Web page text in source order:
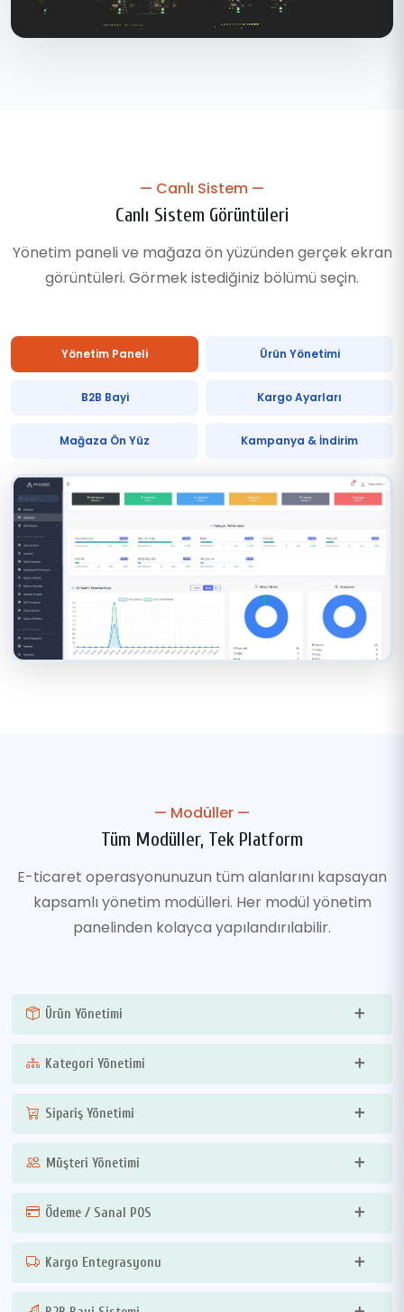
— Canlı Sistem —
Canlı Sistem Görüntüleri
Yönetim paneli ve mağaza ön yüzünden gerçek ekran
görüntüleri. Görmek istediğiniz bölümü seçin.
Yönetim Paneli Ürün Yönetimi
B2B Bayi Kargo Ayarları
Mağaza Ön Yüz Kampanya & İndirim
— Modüller —
Tüm Modüller, Tek Platform
E-ticaret operasyonunuzun tüm alanlarını kapsayan
kapsamlı yönetim modülleri. Her modül yönetim
panelinden kolayca yapılandırılabilir.
Ürün Yönetimi
Kategori Yönetimi
Sipariş Yönetimi
Müşteri Yönetimi
Ödeme / Sanal POS
Kargo Entegrasyonu